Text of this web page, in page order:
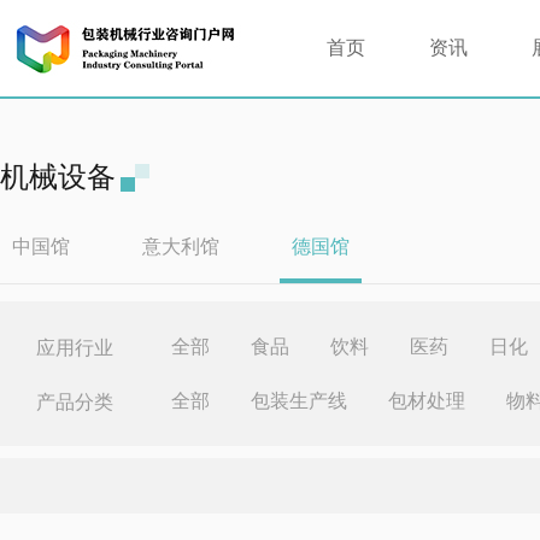
首页 资讯
机械设备
中国馆 意大利馆 德国馆
应用行业 全部 食品 饮料 医药 日化
产品分类 全部 包装生产线 包材处理 物